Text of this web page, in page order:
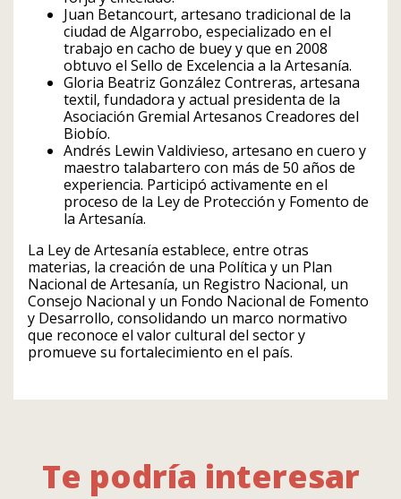
Juan Betancourt, artesano tradicional de la
ciudad de Algarrobo, especializado en el
trabajo en cacho de buey y que en 2008
obtuvo el Sello de Excelencia a la Artesanía.
Gloria Beatriz González Contreras, artesana
textil, fundadora y actual presidenta de la
Asociación Gremial Artesanos Creadores del
Biobío.
Andrés Lewin Valdivieso, artesano en cuero y
maestro talabartero con más de 50 años de
experiencia. Participó activamente en el
proceso de la Ley de Protección y Fomento de
la Artesanía.
La Ley de Artesanía establece, entre otras
materias, la creación de una Política y un Plan
Nacional de Artesanía, un Registro Nacional, un
Consejo Nacional y un Fondo Nacional de Fomento
y Desarrollo, consolidando un marco normativo
que reconoce el valor cultural del sector y
promueve su fortalecimiento en el país.
Te podría interesar